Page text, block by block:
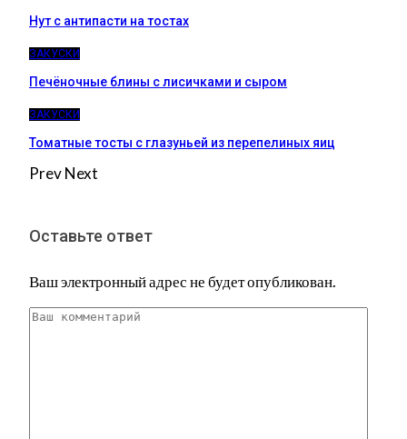
Нут с антипасти на тостах
ЗАКУСКИ
Печёночные блины с лисичками и сыром
ЗАКУСКИ
Томатные тосты с глазуньей из перепелиных яиц
PrevNext
Оставьте ответ
Ваш электронный адрес не будет опубликован.